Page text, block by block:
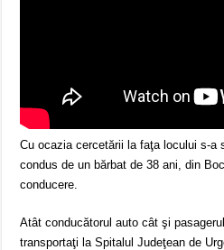
Cu ocazia cercetării la faţa locului s-a
condus de un bărbat de 38 ani, din
conducere.
Atât conducătorul auto cât şi
transportaţi la Spitalul Judeţean de